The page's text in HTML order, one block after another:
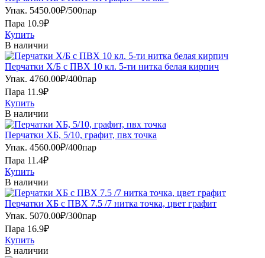
Упак. 5450.00₽/500пар
Пара 10.9₽
Купить
В наличии
Перчатки Х/Б с ПВХ 10 кл. 5-ти нитка белая кирпич
Упак. 4760.00₽/400пар
Пара 11.9₽
Купить
В наличии
Перчатки ХБ, 5/10, графит, пвх точка
Упак. 4560.00₽/400пар
Пара 11.4₽
Купить
В наличии
Перчатки ХБ с ПВХ 7.5 /7 нитка точка, цвет графит
Упак. 5070.00₽/300пар
Пара 16.9₽
Купить
В наличии